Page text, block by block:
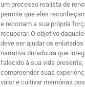
um processo realista de
permite que eles
e recorram a sua própria
recuperar. O objetivo
deve ser ajudar os
narrativa duradoura que
falecido à sua vida
compreender suas
valor e cultivar memórias